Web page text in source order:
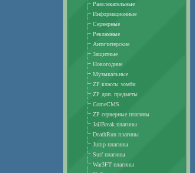
Развлекательные
Информационные
Серверные
Рекламные
Античитерские
Защитные
Новогодние
Музыкальные
ZP классы зомби
ZP доп. предметы
GameCMS
ZP серверные плагины
JailBreak плагины
DeathRun плагины
Jump плагины
Surf плагины
War3FT плагины